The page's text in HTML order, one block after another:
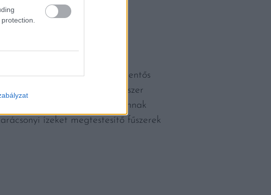
gasztronómia
egyik jelentős
a recepthez. Ez a fűszer
ízt, hogy az étel átvenné annak
ízeket megtestesítő fűszerek